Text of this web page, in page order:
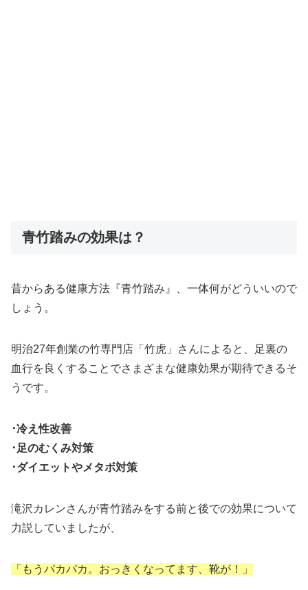
青竹踏みの効果は？
昔からある健康方法『青竹踏み』、一体何がどういいので
しょう。
明治27年創業の竹専門店「竹虎」さんによると、足裏の
血行を良くすることでさまざまな健康効果が期待できるそ
うです。
･冷え性改善
･足のむくみ対策
･ダイエットやメタボ対策
滝沢カレンさんが青竹踏みをする前と後での効果について
力説していましたが、
「もうパカパカ。おっきくなってます、靴が！」